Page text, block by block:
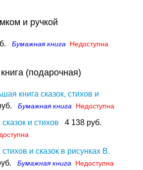
и ручкой
Бумажная книга Недоступна
(подарочная)
книга сказок, стихов и
Бумажная книга Недоступна
и стихов 4 138 руб.
и сказок в рисунках В.
Бумажная книга Недоступна